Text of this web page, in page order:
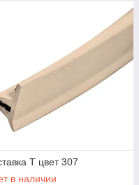
Т цвет 307
в наличии